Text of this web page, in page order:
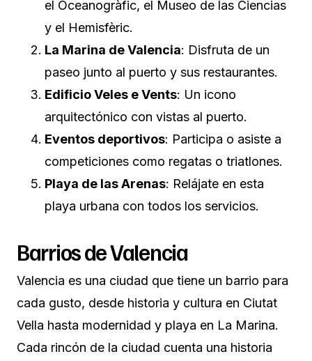
el Oceanogràfic, el Museo de las Ciencias
y el Hemisfèric.
La Marina de Valencia: Disfruta de un
paseo junto al puerto y sus restaurantes.
Edificio Veles e Vents: Un icono
arquitectónico con vistas al puerto.
Eventos deportivos: Participa o asiste a
competiciones como regatas o triatlones.
Playa de las Arenas: Relájate en esta
playa urbana con todos los servicios.
Barrios de Valencia
Valencia es una ciudad que tiene un barrio para
cada gusto, desde historia y cultura en Ciutat
Vella hasta modernidad y playa en La Marina.
Cada rincón de la ciudad cuenta una historia